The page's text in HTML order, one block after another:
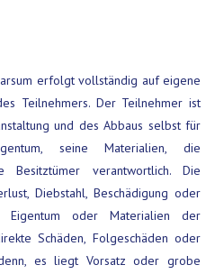
erfolgt vollständig auf eigene
Teilnehmers. Der Teilnehmer ist
und des Abbaus selbst für
seine Materialien, die
Besitztümer verantwortlich. Die
Diebstahl, Beschädigung oder
Eigentum oder Materialien der
Schäden, Folgeschäden oder
es liegt Vorsatz oder grobe